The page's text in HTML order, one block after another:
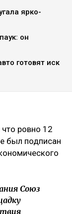
ярко-
он
готовят иск
ровно 12
был подписан
Союз